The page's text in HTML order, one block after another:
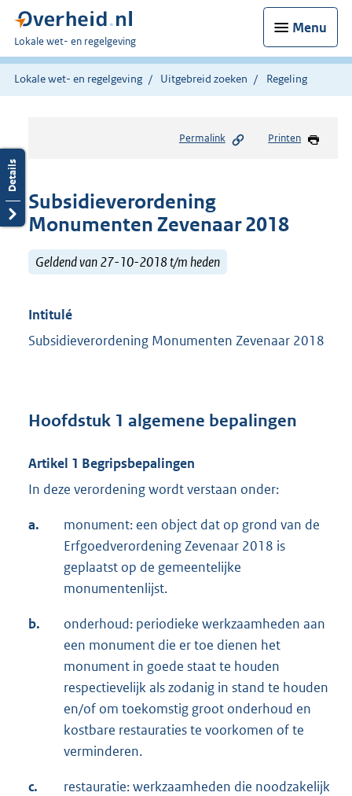
Menu
U
bent
hier:
Lokale wet- en regelgeving
Lokale wet- en regelgeving Uitgebreid zoeken Regeling
Permalink Printen
Subsidieverordening
Monumenten Zevenaar 2018
Geldend van 27-10-2018 t/m heden
Intitulé
Subsidieverordening Monumenten Zevenaar 2018
Hoofdstuk 1 algemene bepalingen
Artikel 1 Begripsbepalingen
In deze verordening wordt verstaan onder:
a.
monument: een object dat op grond van de
Erfgoedverordening Zevenaar 2018 is
geplaatst op de gemeentelijke
monumentenlijst.
b.
onderhoud: periodieke werkzaamheden aan
een monument die er toe dienen het
monument in goede staat te houden
respectievelijk als zodanig in stand te houden
en/of om toekomstig groot onderhoud en
kostbare restauraties te voorkomen of te
verminderen.
c.
restauratie: werkzaamheden die noodzakelijk